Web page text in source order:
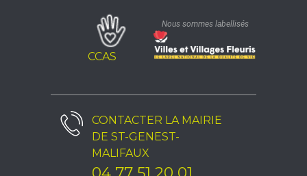
CCAS
Nous sommes labellisés
CONTACTER LA MAIRIE
DE ST-GENEST-
MALIFAUX